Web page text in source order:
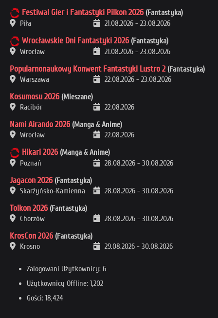
Festiwal Gier i Fantastyki Pilkon 2026 (Fantastyka)
Piła
21.08.2026 - 23.08.2026
Wrocławskie Dni Fantastyki 2026 (Fantastyka)
Wrocław
21.08.2026 - 23.08.2026
Popularnonaukowy Konwent Fantastyki Lustro 2 (Fantastyka)
Warszawa
22.08.2026 - 23.08.2026
Kosumosu 2026 (Mieszane)
Racibór
22.08.2026
Nami Airando 2026 (Manga & Anime)
Wrocław
22.08.2026
Hikari 2026 (Manga & Anime)
Poznań
28.08.2026 - 30.08.2026
Jagacon 2026 (Fantastyka)
Skarżyńsko-Kamienna
28.08.2026 - 30.08.2026
Tolkon 2026 (Fantastyka)
Chorzów
28.08.2026 - 30.08.2026
KrosCon 2026 (Fantastyka)
Krosno
29.08.2026 - 30.08.2026
Zalogowani Użytkownicy: 6
Użytkownicy Offline: 1,202
Gości: 18,424